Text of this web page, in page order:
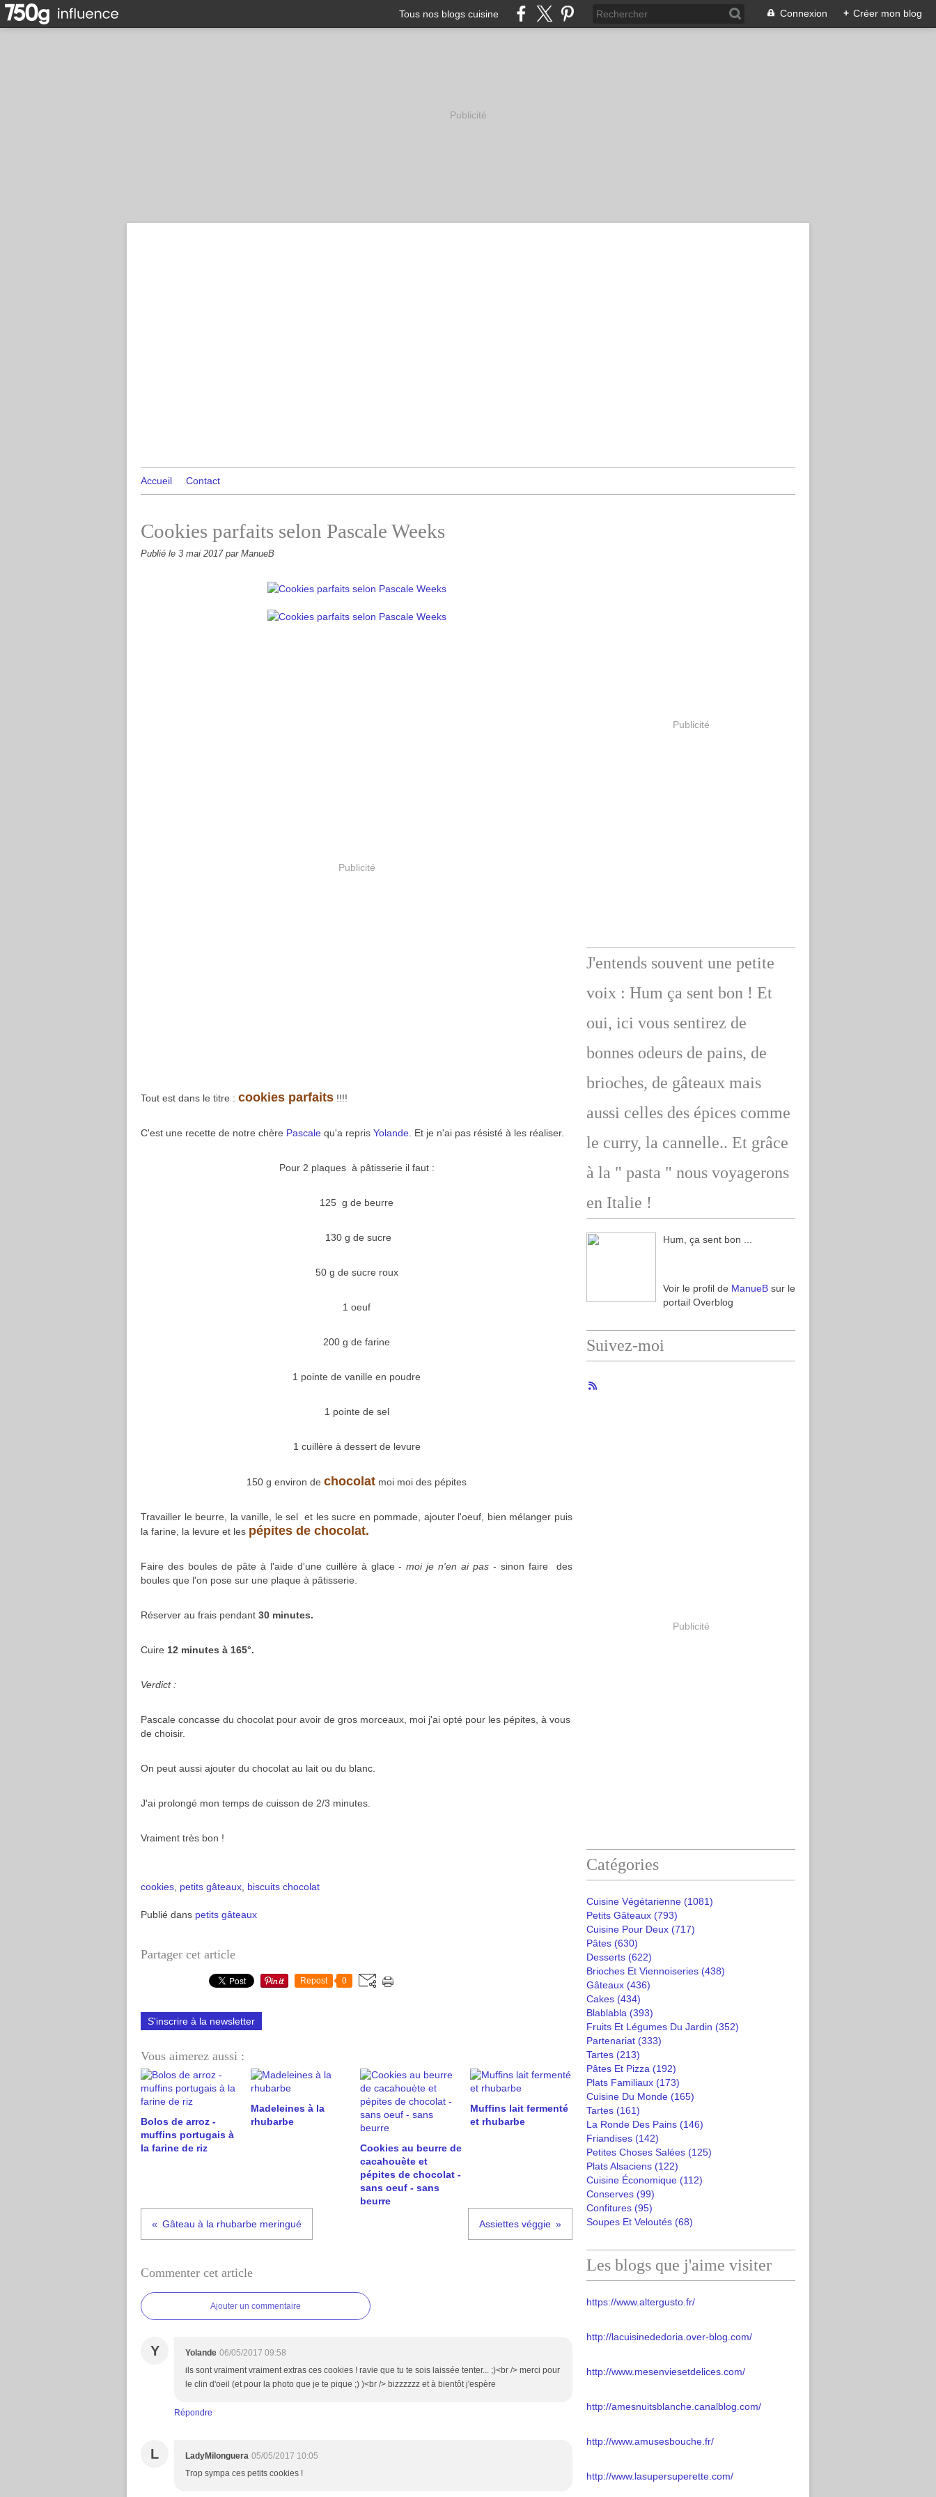
Tous nos blogs cuisine Connexion + Créer mon blog
Publicité
Accueil Contact
Cookies parfaits selon Pascale Weeks
Publié le 3 mai 2017 par ManueB
Publicité
Tout est dans le titre : cookies parfaits !!!!
C'est une recette de notre chère Pascale qu'a repris Yolande . Et je n'ai pas résisté à les réaliser.
Pour 2 plaques à pâtisserie il faut :
125 g de beurre
130 g de sucre
50 g de sucre roux
1 oeuf
200 g de farine
1 pointe de vanille en poudre
1 pointe de sel
1 cuillère à dessert de levure
150 g environ de chocolat moi moi des pépites
Travailler le beurre, la vanille, le sel et les sucre en pommade, ajouter l'oeuf, bien mélanger puis
la farine, la levure et les pépites de chocolat.
Faire des boules de pâte à l'aide d'une cuillère à glace -moi je n'en ai pas - sinon faire des
boules que l'on pose sur une plaque à pâtisserie.
Réserver au frais pendant 30 minutes.
Cuire 12 minutes à 165°.
Verdict :
Pascale concasse du chocolat pour avoir de gros morceaux, moi j'ai opté pour les pépites, à vous
de choisir.
On peut aussi ajouter du chocolat au lait ou du blanc.
J'ai prolongé mon temps de cuisson de 2/3 minutes.
Vraiment très bon !
cookies petits gâteaux biscuits chocolat
Publié dans petits gâteaux
Partager cet article
Repost 0
S'inscrire à la newsletter
Vous aimerez aussi :
Bolos de arroz -
muffins portugais à
la farine de riz
Madeleines à la
rhubarbe
Cookies au beurre de
cacahouète et
pépites de chocolat -
sans oeuf - sans
beurre
Muffins lait fermenté
et rhubarbe
Gâteau à la rhubarbe meringué Assiettes véggie
Commenter cet article
Ajouter un commentaire
Y Yolande 06/05/2017 09:58
ils sont vraiment vraiment extras ces cookies ! ravie que tu te sois laissée tenter... ;)<br /> merci pour
le clin d'oeil (et pour la photo que je te pique ;) )<br /> bizzzzzz et à bientôt j'espère
Répondre
L LadyMilonguera 05/05/2017 10:05
Trop sympa ces petits cookies !
Publicité
J'entends souvent une petite
voix : Hum ça sent bon ! Et
oui, ici vous sentirez de
bonnes odeurs de pains, de
brioches, de gâteaux mais
aussi celles des épices comme
le curry, la cannelle.. Et grâce
à la " pasta " nous voyagerons
en Italie !
Hum, ça sent bon ...
Voir le profil de ManueB sur le
portail Overblog
Suivez-moi
Publicité
Catégories
Cuisine Végétarienne (1081)
Petits Gâteaux (793)
Cuisine Pour Deux (717)
Pâtes (630)
Desserts (622)
Brioches Et Viennoiseries (438)
Gâteaux (436)
Cakes (434)
Blablabla (393)
Fruits Et Légumes Du Jardin (352)
Partenariat (333)
Tartes (213)
Pâtes Et Pizza (192)
Plats Familiaux (173)
Cuisine Du Monde (165)
Tartes (161)
La Ronde Des Pains (146)
Friandises (142)
Petites Choses Salées (125)
Plats Alsaciens (122)
Cuisine Économique (112)
Conserves (99)
Confitures (95)
Soupes Et Veloutés (68)
Les blogs que j'aime visiter
https://www.altergusto.fr/
http://lacuisinededoria.over-blog.com/
http://www.mesenviesetdelices.com/
http://amesnuitsblanche.canalblog.com/
http://www.amusesbouche.fr/
http://www.lasupersuperette.com/